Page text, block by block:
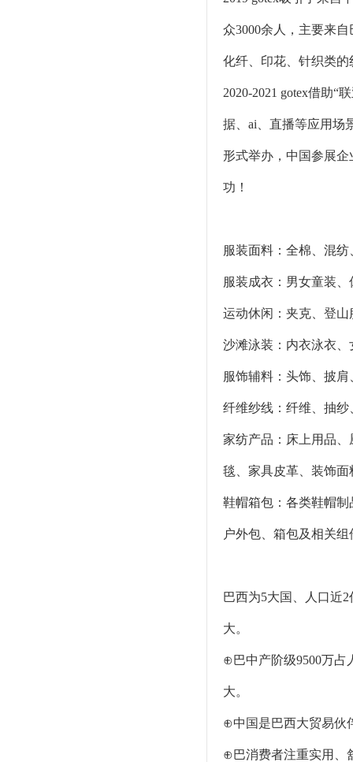
众3000余人，主要来
化纤、印花、针织类
2020-2021 gotex借助“
据、ai、直播等应用场
形式举办，中国参展企
功！
服装面料：全棉、混
服装成衣：男女童装
运动休闲：夹克、登
沙滩泳装：内衣泳衣
服饰辅料：头饰、披
纤维纱线：纤维、抽
家纺产品：床上用品
毯、家具皮革、装饰面
鞋帽箱包：各类鞋帽
户外包、箱包及相关组
巴西为5大国、人口近
大。
⊕巴中产阶级9500万占
大。
⊕中国是巴西大贸易伙
⊕巴消费者注重实用、